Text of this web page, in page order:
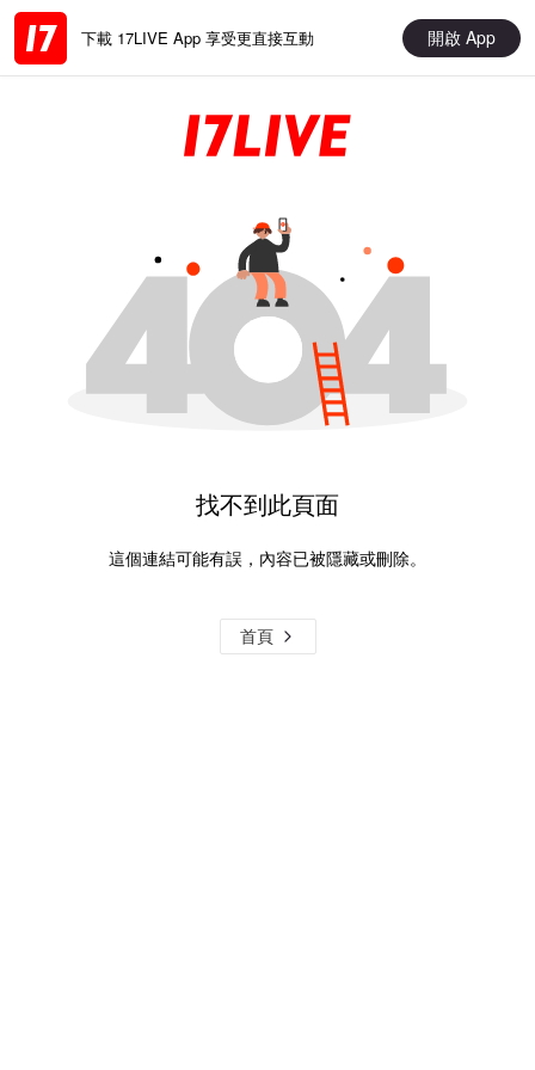
下載 17LIVE App 享受更直接互動 開啟 App
找不到此頁面
這個連結可能有誤，內容已被隱藏或刪除。
首頁